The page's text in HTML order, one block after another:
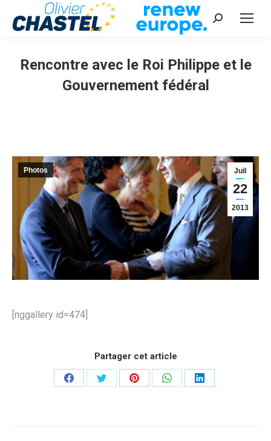
Recherche
Rencontre avec le Roi Philippe et le
Gouvernement fédéral
Juil
22
2013
Photos
[nggallery id=474]
Partager cet article
PartagerPartagerPartagerPartagerPartager